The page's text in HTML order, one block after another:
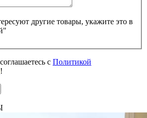
другие товары, укажите это в
с Политикой
!